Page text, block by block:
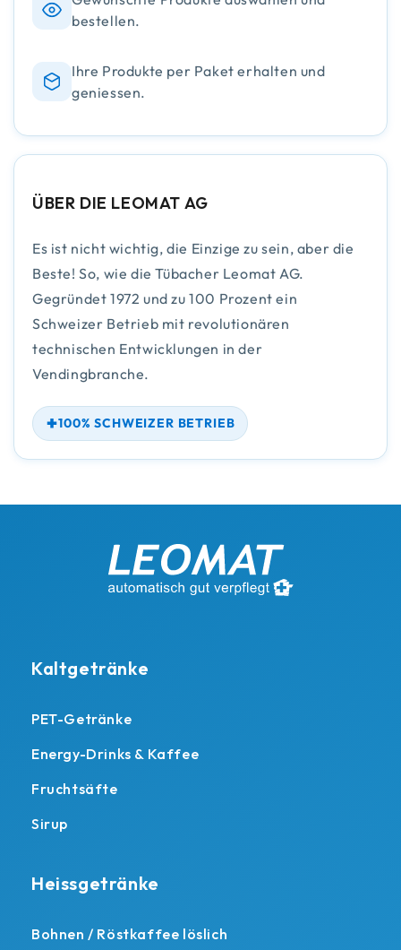
bestellen.
Ihre Produkte per Paket erhalten und
geniessen.
ÜBER DIE LEOMAT AG
Es ist nicht wichtig, die Einzige zu sein, aber die
Beste! So, wie die Tübacher Leomat AG.
Gegründet 1972 und zu 100 Prozent ein
Schweizer Betrieb mit revolutionären
technischen Entwicklungen in der
Vendingbranche.
100% SCHWEIZER BETRIEB
Kaltgetränke
PET-Getränke
Energy-Drinks & Kaffee
Fruchtsäfte
Sirup
Heissgetränke
Bohnen / Röstkaffee löslich